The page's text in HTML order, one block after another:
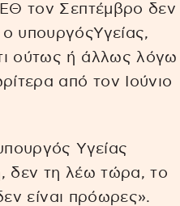
τον Σεπτέμβρο δεν
υπουργόςΥγείας,
ούτως ή άλλως λόγω
από τον Ιούνιο
Υγείας
δεν τη λέω τώρα, το
είναι πρόωρες».